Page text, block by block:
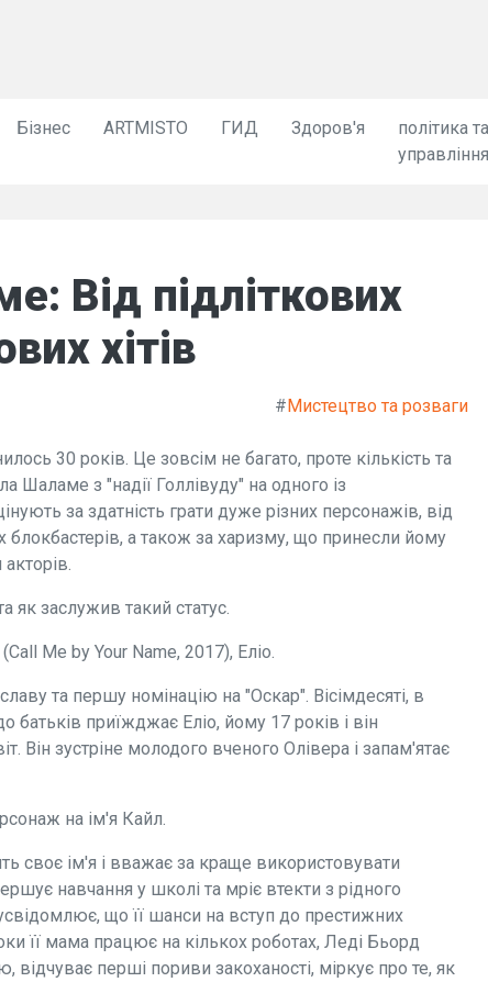
Бізнес ARTMISTO ГИД Здоров'я
політика
управління
Від підліткових
хітів
#Мистецтво та розваги
30 років. Це зовсім не багато, проте кількість та
Шаламе з "надії Голлівуду" на одного із
за здатність грати дуже різних персонажів, від
блокбастерів, а також за харизму, що принесли йому
як заслужив такий статус.
Me by Your Name, 2017), Еліо.
та першу номінацію на "Оскар". Вісімдесяті, в
батьків приїжджає Еліо, йому 17 років і він
Він зустріне молодого вченого Олівера і запам'ятає
на ім'я Кайл.
своє ім'я і вважає за краще використовувати
навчання у школі та мріє втекти з рідного
що її шанси на вступ до престижних
її мама працює на кількох роботах, Леді Бьорд
відчуває перші пориви закоханості, міркує про те, як